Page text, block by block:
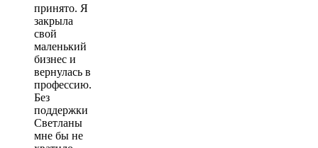
принято. Я
закрыла
свой
маленький
бизнес и
вернулась в
профессию.
Без
поддержки
Светланы
мне бы не